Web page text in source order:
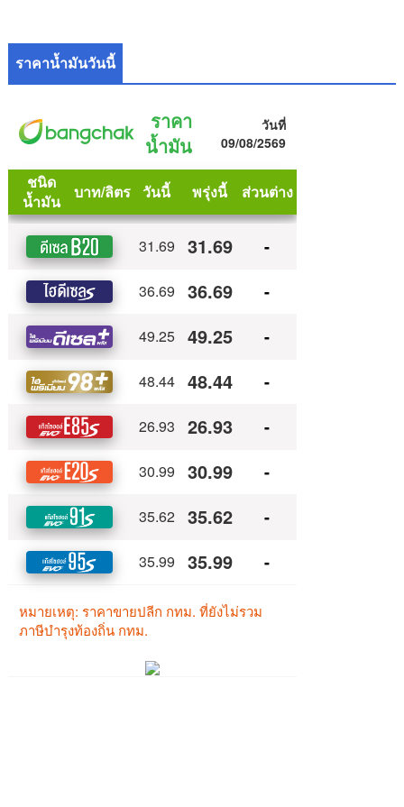
ราคาน้ำมันวันนี้